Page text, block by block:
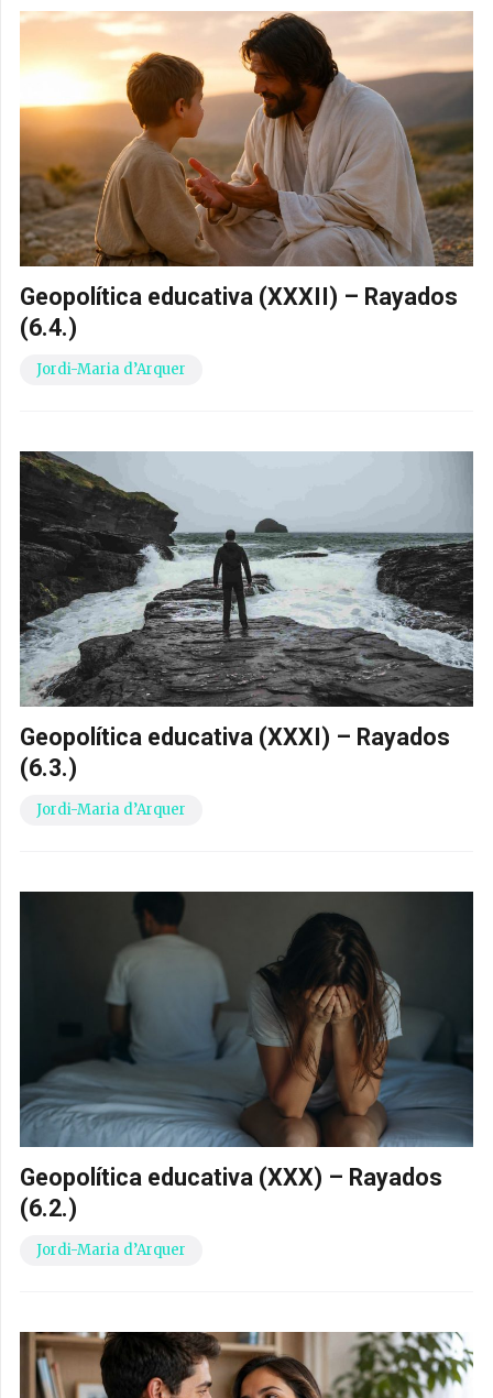
Geopolítica educativa (XXXII) – Rayados
(6.4.)
Jordi-Maria d’Arquer
Geopolítica educativa (XXXI) – Rayados
(6.3.)
Jordi-Maria d’Arquer
Geopolítica educativa (XXX) – Rayados
(6.2.)
Jordi-Maria d’Arquer